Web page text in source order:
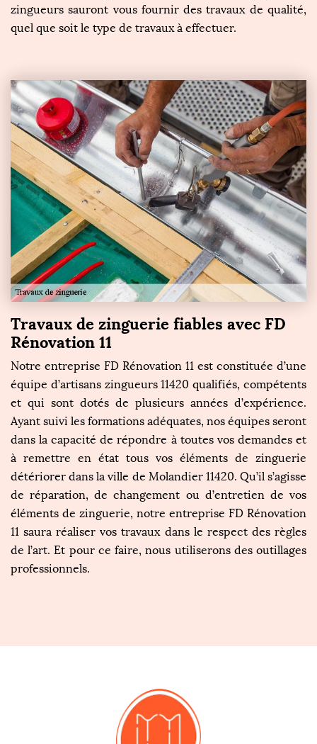
zingueurs sauront vous fournir des travaux de qualité,
quel que soit le type de travaux à effectuer.
Travaux de zinguerie fiables avec FD
Rénovation 11
Notre entreprise FD Rénovation 11 est constituée d’une
équipe d’artisans zingueurs 11420 qualifiés, compétents
et qui sont dotés de plusieurs années d’expérience.
Ayant suivi les formations adéquates, nos équipes seront
dans la capacité de répondre à toutes vos demandes et
à remettre en état tous vos éléments de zinguerie
détériorer dans la ville de Molandier 11420. Qu’il s’agisse
de réparation, de changement ou d’entretien de vos
éléments de zinguerie, notre entreprise FD Rénovation
11 saura réaliser vos travaux dans le respect des règles
de l’art. Et pour ce faire, nous utiliserons des outillages
professionnels.